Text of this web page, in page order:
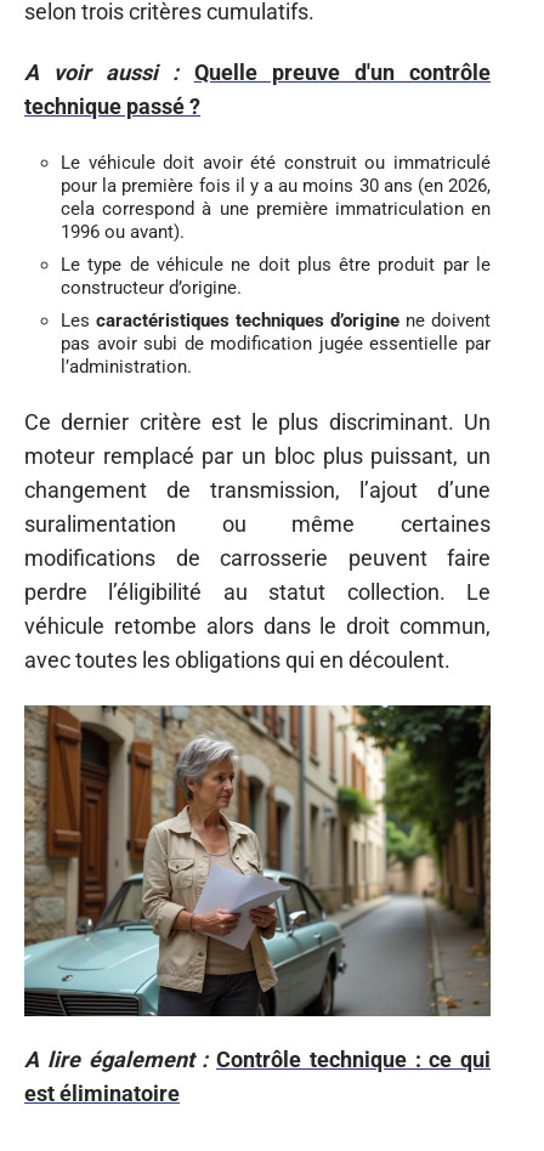
selon trois critères cumulatifs.
A voir aussi : Quelle preuve d'un contrôle
technique passé ?
Le véhicule doit avoir été construit ou immatriculé
pour la première fois il y a au moins 30 ans (en 2026,
cela correspond à une première immatriculation en
1996 ou avant).
Le type de véhicule ne doit plus être produit par le
constructeur d’origine.
Les caractéristiques techniques d’origine ne doivent
pas avoir subi de modification jugée essentielle par
l’administration.
Ce dernier critère est le plus discriminant. Un
moteur remplacé par un bloc plus puissant, un
changement de transmission, l’ajout d’une
suralimentation ou même certaines
modifications de carrosserie peuvent faire
perdre l’éligibilité au statut collection. Le
véhicule retombe alors dans le droit commun,
avec toutes les obligations qui en découlent.
A lire également : Contrôle technique : ce qui
est éliminatoire